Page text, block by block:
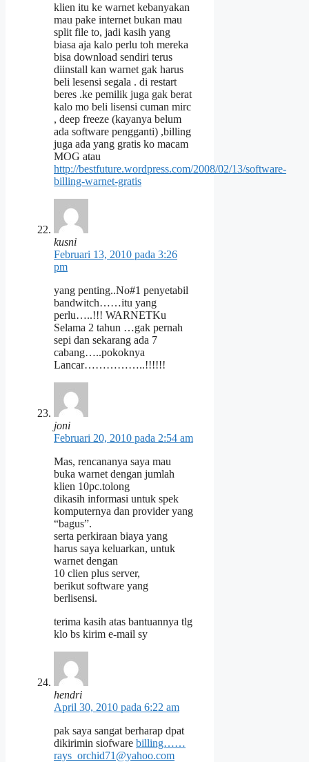
klien itu ke warnet kebanyakan
mau pake internet bukan mau
split file to, jadi kasih yang
biasa aja kalo perlu toh mereka
bisa download sendiri terus
diinstall kan warnet gak harus
beli lesensi segala . di restart
beres .ke pemilik juga gak berat
kalo mo beli lisensi cuman mirc
, deep freeze (kayanya belum
ada software pengganti) ,billing
juga ada yang gratis ko macam
MOG atau
http://bestfuture.wordpress.com/2008/02/13/software-
billing-warnet-gratis
kusni
Februari 13, 2010 pada 3:26
pm
yang penting..No#1 penyetabil
bandwitch……itu yang
perlu…..!!! WARNETKu
Selama 2 tahun …gak pernah
sepi dan sekarang ada 7
cabang…..pokoknya
Lancar……………..!!!!!!
joni
Februari 20, 2010 pada 2:54 am
Mas, rencananya saya mau
buka warnet dengan jumlah
klien 10pc.tolong
dikasih informasi untuk spek
komputernya dan provider yang
“bagus”.
serta perkiraan biaya yang
harus saya keluarkan, untuk
warnet dengan
10 clien plus server,
berikut software yang
berlisensi.
terima kasih atas bantuannya tlg
klo bs kirim e-mail sy
hendri
April 30, 2010 pada 6:22 am
pak saya sangat berharap dpat
dikirimin siofware billing……
rays_orchid71@yahoo.com